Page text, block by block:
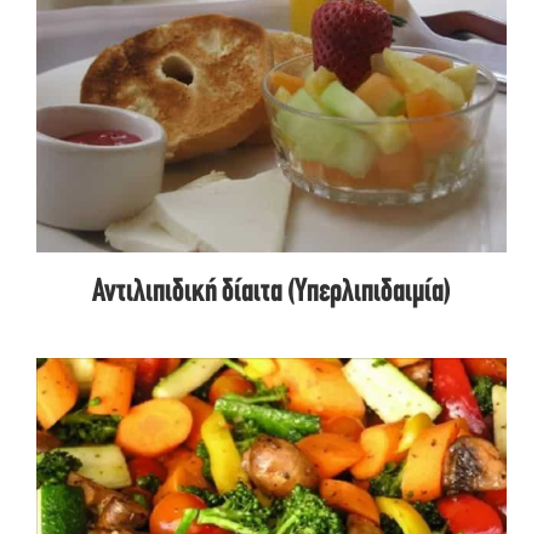
Αντιλιπιδική δίαιτα (Υπερλιπιδαιμία)